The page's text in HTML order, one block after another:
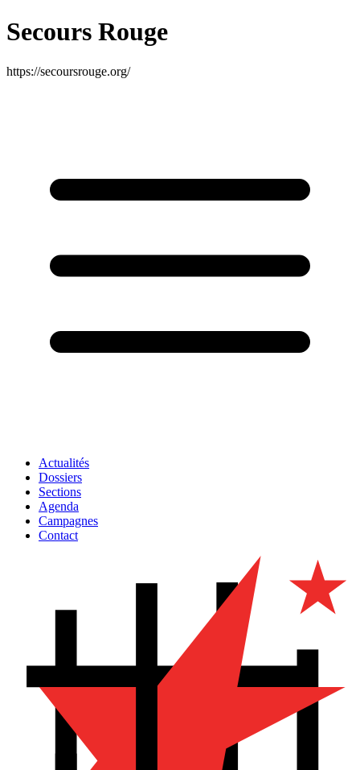
Secours Rouge
https://secoursrouge.org/
Actualités
Dossiers
Sections
Agenda
Campagnes
Contact